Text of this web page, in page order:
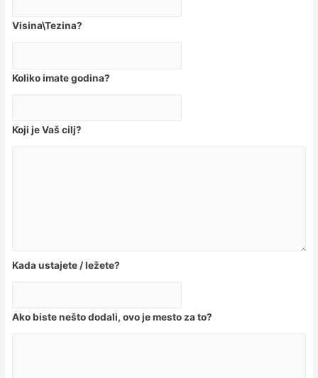
Visina\Tezina?
Koliko imate godina?
Koji je Vaš cilj?
Kada ustajete / ležete?
Ako biste nešto dodali, ovo je mesto za to?